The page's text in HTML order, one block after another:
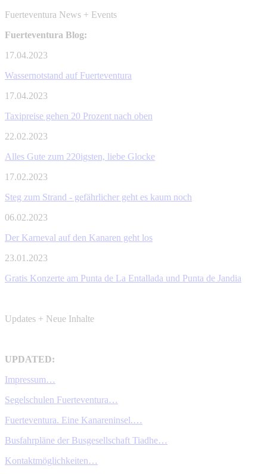
Fuerteventura News + Events
Fuerteventura Blog:
17.04.2023
Wassernotstand auf Fuerteventura
17.04.2023
Taxipreise gehen 20 Prozent nach oben
22.02.2023
Alles Gute zum 220igsten, liebe Glocke
17.02.2023
Steg zum Strand - gefährlicher geht es kaum noch
06.02.2023
Der Karneval auf den Kanaren geht los
23.01.2023
Gratis Konzerte am Punta de La Entallada und Punta de Jandia
Updates + Neue Inhalte
UPDATED:
Impressum…
Segelschulen Fuerteventura…
Fuerteventura. Eine Kanareninsel.…
Busfahrpläne der Busgesellschaft Tiadhe…
Kontaktmöglichkeiten…